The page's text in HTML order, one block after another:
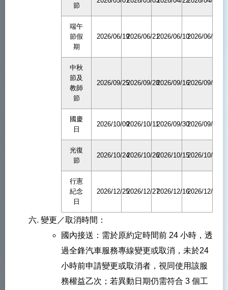
節
端午
節假
期
2026/06/192026/06/212026/06/102026/06/05
中秋
節及
教師
節
2026/09/252026/09/282026/09/162026/09/11
國慶
日
2026/10/092026/10/112026/09/302026/09/23
光復
節
2026/10/242026/10/262026/10/152026/10/12
行憲
紀念
日
2026/12/252026/12/272026/12/162026/12/11
變更／取消時間：
國內接送：需於原約定時間前 24 小時，透
過全鋒汽車服務專線變更或取消，未於24
小時前申請變更或取消者，視同使用該服
務權益乙次；若異動日期仍需符合 3 個工